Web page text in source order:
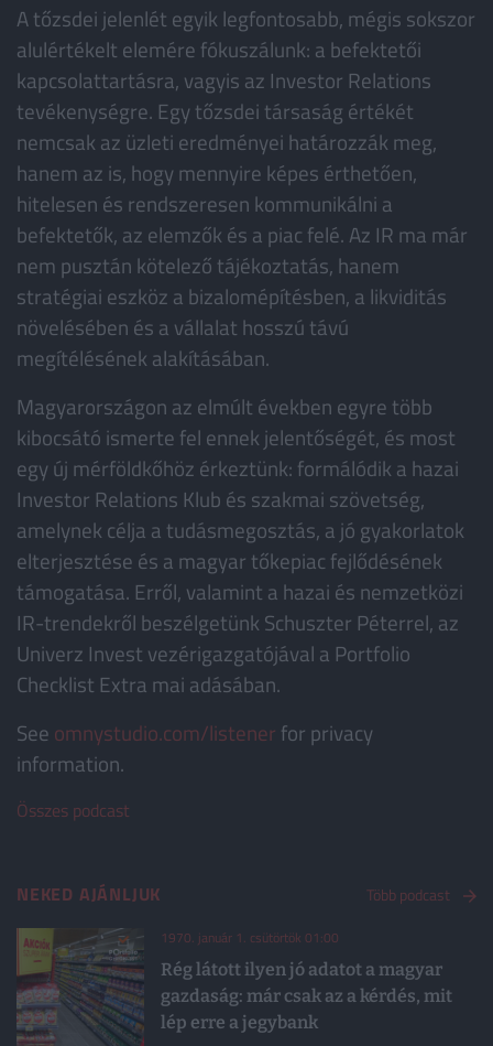
A tőzsdei jelenlét egyik legfontosabb, mégis sokszor
alulértékelt elemére fókuszálunk: a befektetői
kapcsolattartásra, vagyis az Investor Relations
tevékenységre. Egy tőzsdei társaság értékét
nemcsak az üzleti eredményei határozzák meg,
hanem az is, hogy mennyire képes érthetően,
hitelesen és rendszeresen kommunikálni a
befektetők, az elemzők és a piac felé. Az IR ma már
nem pusztán kötelező tájékoztatás, hanem
stratégiai eszköz a bizalomépítésben, a likviditás
növelésében és a vállalat hosszú távú
megítélésének alakításában.
Magyarországon az elmúlt években egyre több
kibocsátó ismerte fel ennek jelentőségét, és most
egy új mérföldkőhöz érkeztünk: formálódik a hazai
Investor Relations Klub és szakmai szövetség,
amelynek célja a tudásmegosztás, a jó gyakorlatok
elterjesztése és a magyar tőkepiac fejlődésének
támogatása. Erről, valamint a hazai és nemzetközi
IR-trendekről beszélgetünk Schuszter Péterrel, az
Univerz Invest vezérigazgatójával a Portfolio
Checklist Extra mai adásában.
See omnystudio.com/listener for privacy
information.
Összes podcast
NEKED AJÁNLJUK Több podcast
1970. január 1. csütörtök 01:00
Rég látott ilyen jó adatot a magyar
gazdaság: már csak az a kérdés, mit
lép erre a jegybank